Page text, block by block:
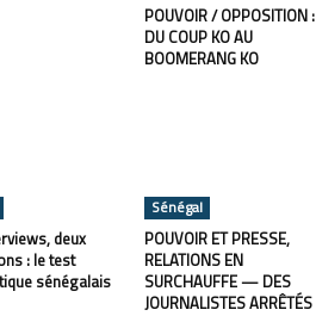
POUVOIR / OPPOSITION :
DU COUP KO AU
BOOMERANG KO
deux
: le test
sénégalais
Sénégal
POUVOIR ET PRESSE,
RELATIONS EN
SURCHAUFFE — DES
JOURNALISTES ARRÊTÉS